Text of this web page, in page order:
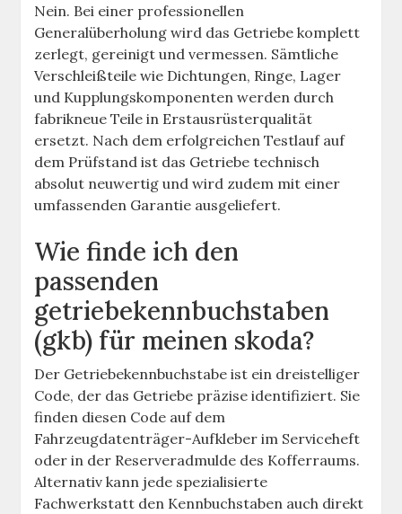
Nein. Bei einer professionellen
Generalüberholung wird das Getriebe komplett
zerlegt, gereinigt und vermessen. Sämtliche
Verschleißteile wie Dichtungen, Ringe, Lager
und Kupplungskomponenten werden durch
fabrikneue Teile in Erstausrüsterqualität
ersetzt. Nach dem erfolgreichen Testlauf auf
dem Prüfstand ist das Getriebe technisch
absolut neuwertig und wird zudem mit einer
umfassenden Garantie ausgeliefert.
Wie finde ich den
passenden
getriebekennbuchstaben
(gkb) für meinen skoda?
Der Getriebekennbuchstabe ist ein dreistelliger
Code, der das Getriebe präzise identifiziert. Sie
finden diesen Code auf dem
Fahrzeugdatenträger-Aufkleber im Serviceheft
oder in der Reserveradmulde des Kofferraums.
Alternativ kann jede spezialisierte
Fachwerkstatt den Kennbuchstaben auch direkt